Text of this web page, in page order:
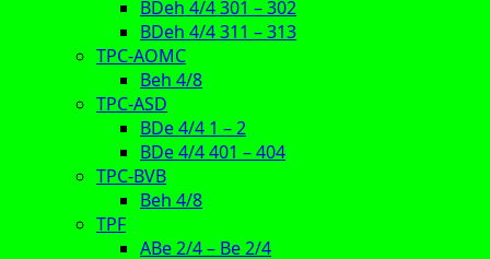
BDeh 4/4 301 – 302
BDeh 4/4 311 – 313
TPC-AOMC
Beh 4/8
TPC-ASD
BDe 4/4 1 – 2
BDe 4/4 401 – 404
TPC-BVB
Beh 4/8
TPF
ABe 2/4 – Be 2/4